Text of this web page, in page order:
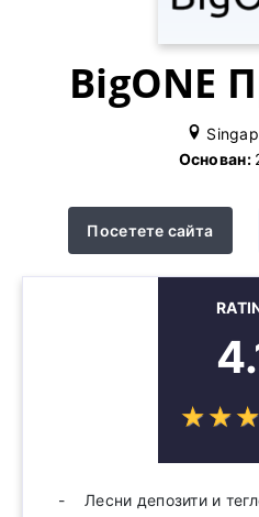
BigONE
Основан:
Посетете сайта
☆☆☆
★★★
Лесни депозити и